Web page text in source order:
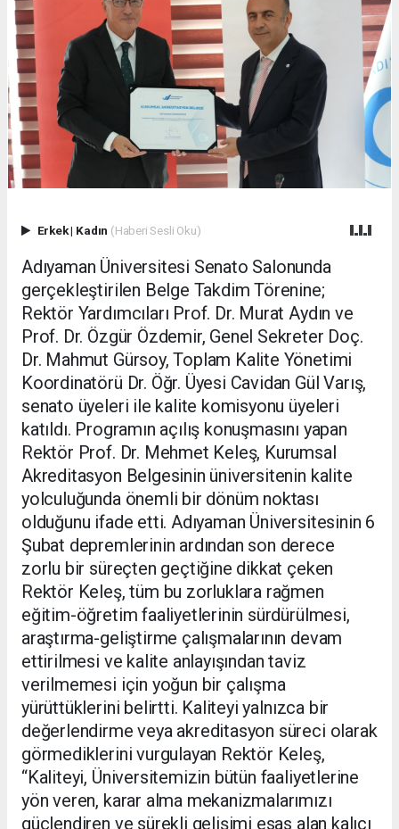
Erkek| Kadın (Haberi Sesli Oku)
Adıyaman Üniversitesi Senato Salonunda
gerçekleştirilen Belge Takdim Törenine;
Rektör Yardımcıları Prof. Dr. Murat Aydın ve
Prof. Dr. Özgür Özdemir, Genel Sekreter Doç.
Dr. Mahmut Gürsoy, Toplam Kalite Yönetimi
Koordinatörü Dr. Öğr. Üyesi Cavidan Gül Varış,
senato üyeleri ile kalite komisyonu üyeleri
katıldı. Programın açılış konuşmasını yapan
Rektör Prof. Dr. Mehmet Keleş, Kurumsal
Akreditasyon Belgesinin üniversitenin kalite
yolculuğunda önemli bir dönüm noktası
olduğunu ifade etti. Adıyaman Üniversitesinin 6
Şubat depremlerinin ardından son derece
zorlu bir süreçten geçtiğine dikkat çeken
Rektör Keleş, tüm bu zorluklara rağmen
eğitim-öğretim faaliyetlerinin sürdürülmesi,
araştırma-geliştirme çalışmalarının devam
ettirilmesi ve kalite anlayışından taviz
verilmemesi için yoğun bir çalışma
yürüttüklerini belirtti. Kaliteyi yalnızca bir
değerlendirme veya akreditasyon süreci olarak
görmediklerini vurgulayan Rektör Keleş,
“Kaliteyi, Üniversitemizin bütün faaliyetlerine
yön veren, karar alma mekanizmalarımızı
güçlendiren ve sürekli gelişimi esas alan kalıcı